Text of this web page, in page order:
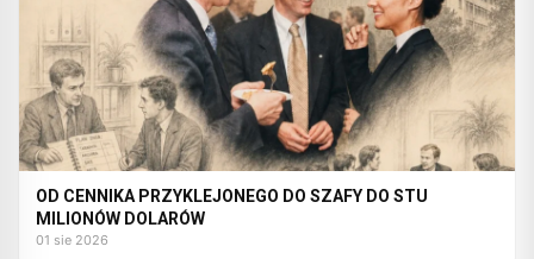
OD CENNIKA PRZYKLEJONEGO DO SZAFY DO STU
MILIONÓW DOLARÓW
01 sie 2026